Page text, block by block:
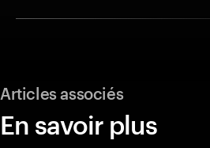
Articles associés
En savoir plus